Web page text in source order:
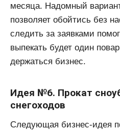
месяца. Надомный
позволяет обойтись без
следить за заявками
выпекать будет один
держаться бизнес.
Идея №6. Прокат
снегоходов
Следующая бизнес-идея